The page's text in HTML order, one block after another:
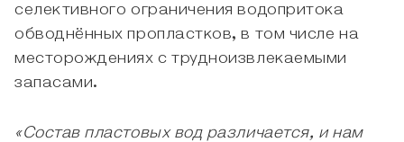
селективного ограничения водопритока
обводнённых пропластков, в том числе на
месторождениях с трудноизвлекаемыми
запасами.
«Состав пластовых вод различается, и нам